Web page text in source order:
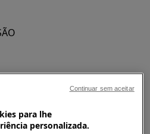
ao mover
os aparelhos pesados é
para lhe
personalizada.
Continuar sem aceitar